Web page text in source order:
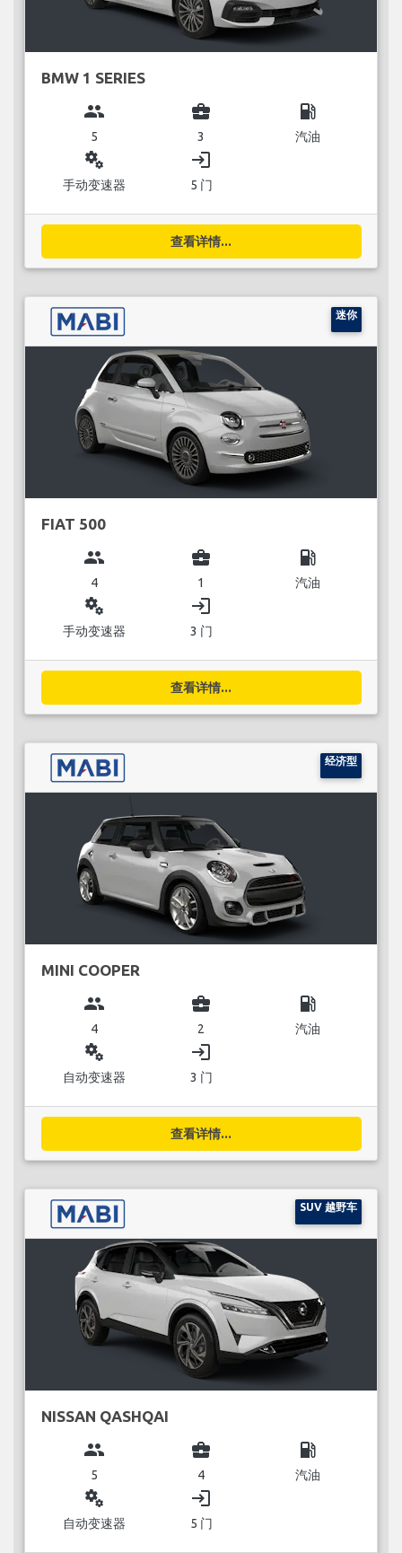
BMW 1 SERIES
group
5
business_center
3
local_gas_station
汽油
miscellaneous_services
手动变速器
login
5 门
查看详情...
迷你
FIAT 500
group
4
business_center
1
local_gas_station
汽油
miscellaneous_services
手动变速器
login
3 门
查看详情...
经济型
MINI COOPER
group
4
business_center
2
local_gas_station
汽油
miscellaneous_services
自动变速器
login
3 门
查看详情...
SUV 越野车
NISSAN QASHQAI
group
5
business_center
4
local_gas_station
汽油
miscellaneous_services
自动变速器
login
5 门